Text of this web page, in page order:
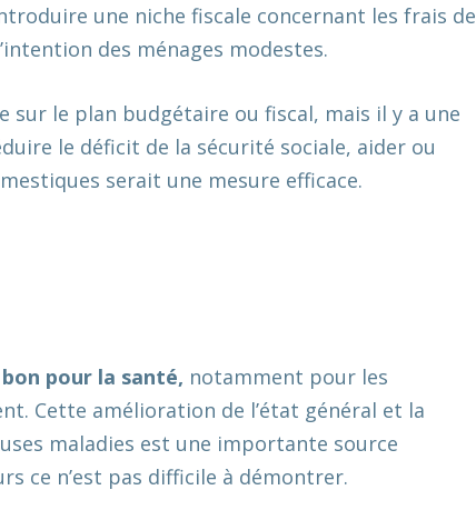
une niche fiscale concernant les frais de
des ménages modestes.
sur le plan budgétaire ou fiscal, mais il y a une
le déficit de la sécurité sociale, aider ou
serait une mesure efficace.
pour la santé, notamment pour les
Cette amélioration de l’état général et la
maladies est une importante source
ce n’est pas difficile à démontrer.